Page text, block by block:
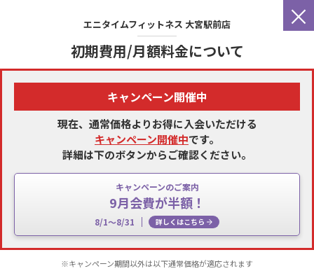
×
エニタイムフィットネス 大宮駅前店
初期費用/月額料金について
キャンペーン開催中
現在、通常価格よりお得に入会いただける
キャンペーン開催中です。
詳細は下のボタンからご確認ください。
キャンペーンのご案内
9月会費が半額！
8/1～8/31 詳しくはこちら
※キャンペーン期間以外は以下通常価格が適応されます